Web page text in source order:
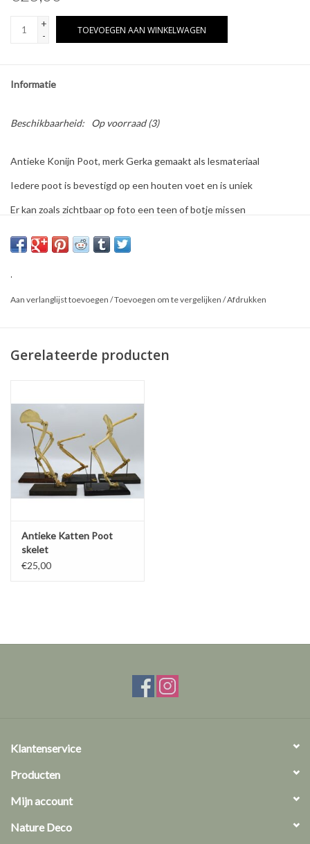
Pokémon+
-
TOEVOEGEN AAN WINKELWAGEN
Informatie
Beschikbaarheid: Op voorraad(3)
Antieke Konijn Poot, merk Gerka gemaakt als lesmateriaal
Iedere poot is bevestigd op een houten voet en is uniek
Er kan zoals zichtbaar op foto een teen of botje missen
Aantal: 1
de foto
.
Aan verlanglijst toevoegen /Toevoegen om te vergelijken /Afdrukken
Gerelateerde producten
Antieke Katten Poot
skelet
€25,00
Klantenservice
Producten
Mijn account
Nature Deco